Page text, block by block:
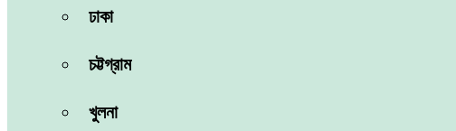
ঢাকা
চট্টগ্রাম
খুলনা